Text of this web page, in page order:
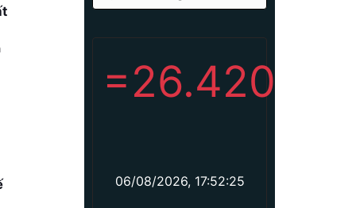
=26.420
06/08/2026, 17:52:25